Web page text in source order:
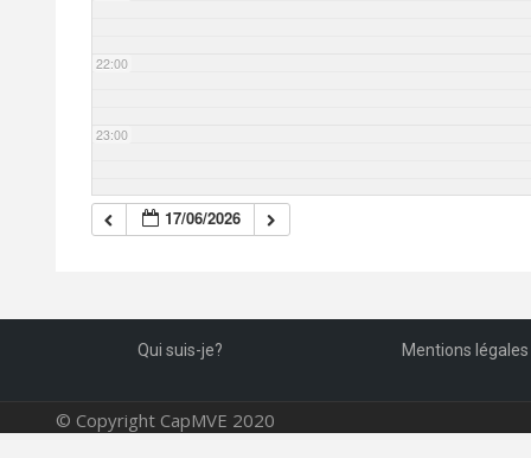
22:00
23:00
17/06/2026
Qui suis-je? Mentions légales
© Copyright CapMVE 2020